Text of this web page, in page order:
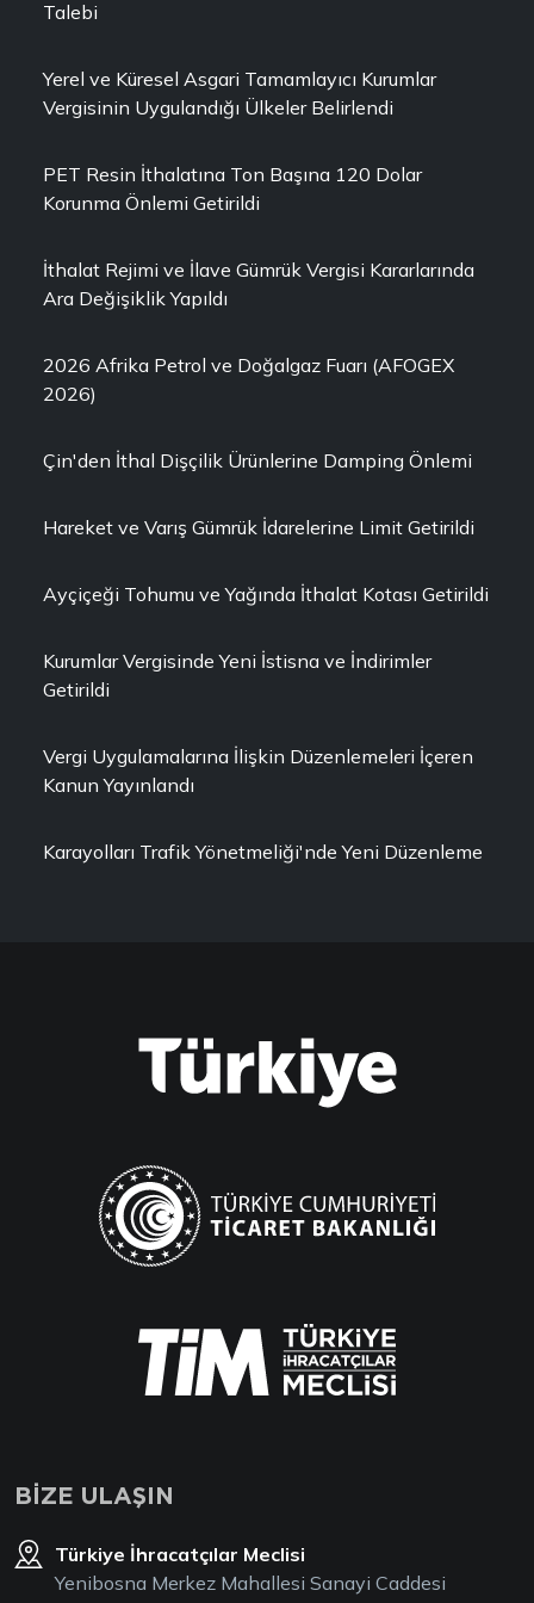
Talebi
Yerel ve Küresel Asgari Tamamlayıcı Kurumlar
Vergisinin Uygulandığı Ülkeler Belirlendi
PET Resin İthalatına Ton Başına 120 Dolar
Korunma Önlemi Getirildi
İthalat Rejimi ve İlave Gümrük Vergisi Kararlarında
Ara Değişiklik Yapıldı
2026 Afrika Petrol ve Doğalgaz Fuarı (AFOGEX
2026)
Çin'den İthal Dişçilik Ürünlerine Damping Önlemi
Hareket ve Varış Gümrük İdarelerine Limit Getirildi
Ayçiçeği Tohumu ve Yağında İthalat Kotası Getirildi
Kurumlar Vergisinde Yeni İstisna ve İndirimler
Getirildi
Vergi Uygulamalarına İlişkin Düzenlemeleri İçeren
Kanun Yayınlandı
Karayolları Trafik Yönetmeliği'nde Yeni Düzenleme
BİZE ULAŞIN
Türkiye İhracatçılar Meclisi
Yenibosna Merkez Mahallesi Sanayi Caddesi